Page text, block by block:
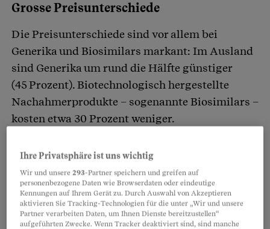
Grosse Preisunterschiede
Die Preisunterschiede sind vor allem bei
Generika und Biosimilars markant: Im Ausland
sind Generika um rund die Hälfte günstiger
(45 Prozent). Biotechnologisch hergestellte
Nachahmerprodukte – sogenannte Biosimilars –
kosten etwa 30 Prozent weniger.
Partnerinhalte
Ihre Privatsphäre ist uns wichtig
Wir und unsere293-Partner speichern und greifen auf
personenbezogene Daten wie Browserdaten oder eindeutige
Kennungen auf Ihrem Gerät zu. Durch Auswahl von Akzeptieren
aktivieren Sie Tracking-Technologien für die unter „Wir und unsere
Partner verarbeiten Daten, um Ihnen Dienste bereitzustellen“
aufgeführten Zwecke. Wenn Tracker deaktiviert sind, sind manche